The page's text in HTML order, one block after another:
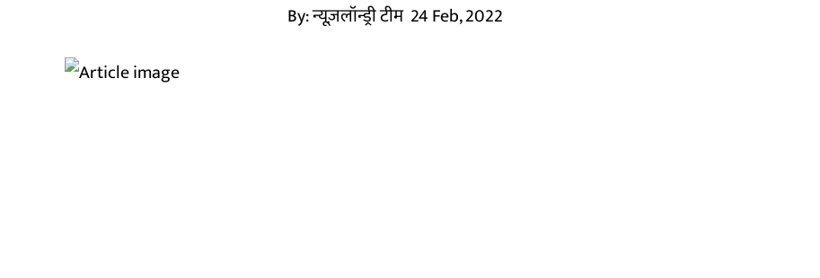
By:न्यूज़लॉन्ड्री टीम 24 Feb, 2022